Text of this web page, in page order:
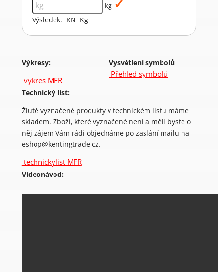
kg
Výsledek: KN Kg
Vysvětlení symbolů
Přehled symbolů
Výkresy:
vykres MFR
Technický list:
Žlutě vyznačené produkty v technickém listu máme
skladem. Zboží, které vyznačené není a měli byste o
něj zájem Vám rádi objednáme po zaslání mailu na
eshop@kentingtrade.cz.
technickylist MFR
Videonávod: